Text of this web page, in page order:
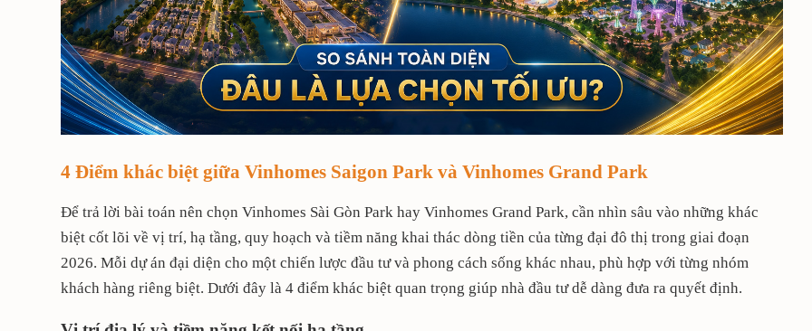
4 Điểm khác biệt giữa Vinhomes Saigon Park và Vinhomes Grand Park
Để trả lời bài toán nên chọn Vinhomes Sài Gòn Park hay Vinhomes Grand Park, cần nhìn sâu vào những khác
biệt cốt lõi về vị trí, hạ tầng, quy hoạch và tiềm năng khai thác dòng tiền của từng đại đô thị trong giai đoạn
2026. Mỗi dự án đại diện cho một chiến lược đầu tư và phong cách sống khác nhau, phù hợp với từng nhóm
khách hàng riêng biệt. Dưới đây là 4 điểm khác biệt quan trọng giúp nhà đầu tư dễ dàng đưa ra quyết định.